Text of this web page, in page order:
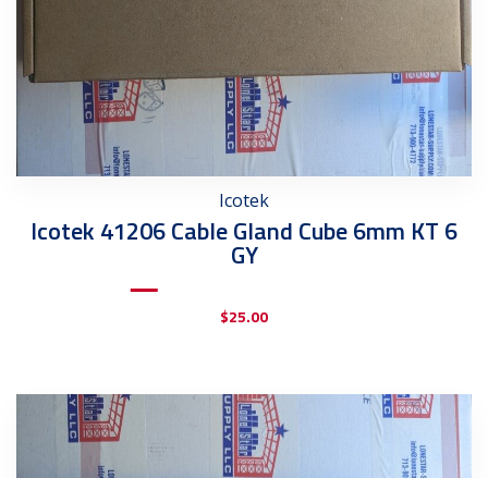
Icotek
Icotek 41206 Cable Gland Cube 6mm KT 6
GY
$25.00